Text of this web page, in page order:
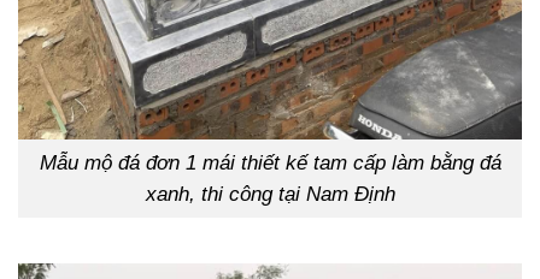
Mẫu mộ đá đơn 1 mái thiết kế tam cấp làm bằng đá
xanh, thi công tại Nam Định